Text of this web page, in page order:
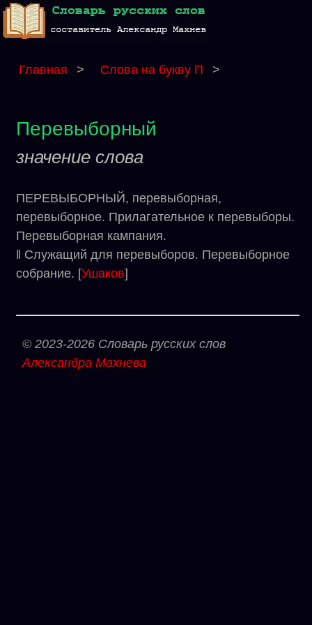
Главная > Слова на букву П >
Перевыборный
значение слова
ПЕРЕВЫБОРНЫЙ, перевыборная,
перевыборное. Прилагательное к перевыборы.
Перевыборная кампания.
‖ Служащий для перевыборов. Перевыборное
собрание. [Ушаков]
© 2023-2026 Словарь русских слов
Александра Махнева